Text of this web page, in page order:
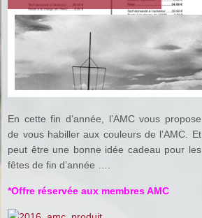
En cette fin d’année, l’AMC vous propose
de vous habiller aux couleurs de l’AMC. Et
peut être une bonne idée cadeau pour les
fêtes de fin d’année ….
*Offre réservée aux membres AMC